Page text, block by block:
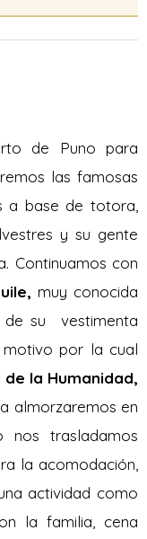
de Puno para
las famosas
a base de totora,
y su gente
Continuamos con
muy conocida
su vestimenta
por la cual
la Humanidad,
almorzaremos en
nos trasladamos
la acomodación,
actividad como
la familia, cena